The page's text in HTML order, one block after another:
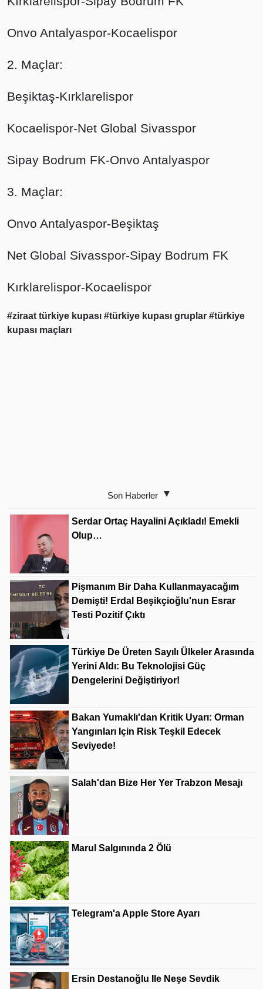
Onvo Antalyaspor-Kocaelispor
2. Maçlar:
Beşiktaş-Kırklarelispor
Kocaelispor-Net Global Sivasspor
Sipay Bodrum FK-Onvo Antalyaspor
3. Maçlar:
Onvo Antalyaspor-Beşiktaş
Net Global Sivasspor-Sipay Bodrum FK
Kırklarelispor-Kocaelispor
#ziraat türkiye kupası #türkiye kupası gruplar #türkiye
kupası maçları
Son Haberler
Serdar Ortaç Hayalini Açıkladı! Emekli
Olup…
Pişmanım Bir Daha Kullanmayacağım
Demişti! Erdal Beşikçioğlu'nun Esrar
Testi Pozitif Çıktı
Türkiye De Üreten Sayılı Ülkeler Arasında
Yerini Aldı: Bu Teknolojisi Güç
Dengelerini Değiştiriyor!
Bakan Yumaklı'dan Kritik Uyarı: Orman
Yangınları Için Risk Teşkil Edecek
Seviyede!
Salah'dan Bize Her Yer Trabzon Mesajı
Marul Salgınında 2 Ölü
Telegram'a Apple Store Ayarı
Ersin Destanoğlu Ile Neşe Sevdik